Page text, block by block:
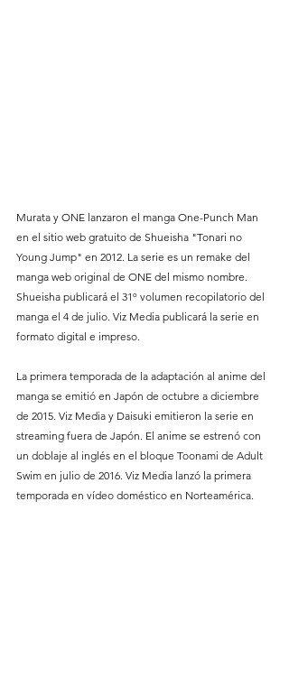
Murata y ONE lanzaron el manga One-Punch Man
en el sitio web gratuito de Shueisha "Tonari no
Young Jump" en 2012. La serie es un remake del
manga web original de ONE del mismo nombre.
Shueisha publicará el 31º volumen recopilatorio del
manga el 4 de julio. Viz Media publicará la serie en
formato digital e impreso.
La primera temporada de la adaptación al anime del
manga se emitió en Japón de octubre a diciembre
de 2015. Viz Media y Daisuki emitieron la serie en
streaming fuera de Japón. El anime se estrenó con
un doblaje al inglés en el bloque Toonami de Adult
Swim en julio de 2016. Viz Media lanzó la primera
temporada en vídeo doméstico en Norteamérica.